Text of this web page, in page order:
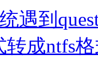
遇到
转成ntfs